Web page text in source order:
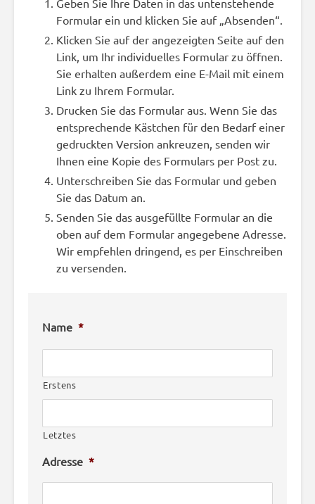
Geben Sie Ihre Daten in das untenstehende
Formular ein und klicken Sie auf „Absenden“.
Klicken Sie auf der angezeigten Seite auf den
Link, um Ihr individuelles Formular zu öffnen.
Sie erhalten außerdem eine E-Mail mit einem
Link zu Ihrem Formular.
Drucken Sie das Formular aus. Wenn Sie das
entsprechende Kästchen für den Bedarf einer
gedruckten Version ankreuzen, senden wir
Ihnen eine Kopie des Formulars per Post zu.
Unterschreiben Sie das Formular und geben
Sie das Datum an.
Senden Sie das ausgefüllte Formular an die
oben auf dem Formular angegebene Adresse.
Wir empfehlen dringend, es per Einschreiben
zu versenden.
Name *
Erstens
Letztes
Adresse *